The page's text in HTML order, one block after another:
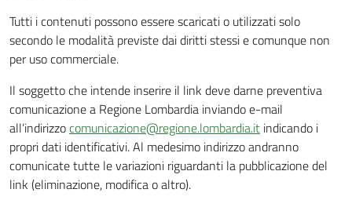
Tutti i contenuti possono essere scaricati o utilizzati solo
secondo le modalità previste dai diritti stessi e comunque non
per uso commerciale.
Il soggetto che intende inserire il link deve darne preventiva
comunicazione a Regione Lombardia inviando e-mail
all’indirizzocomunicazione@regione.lombardia.it indicando i
propri dati identificativi. Al medesimo indirizzo andranno
comunicate tutte le variazioni riguardanti la pubblicazione del
link (eliminazione, modifica o altro).